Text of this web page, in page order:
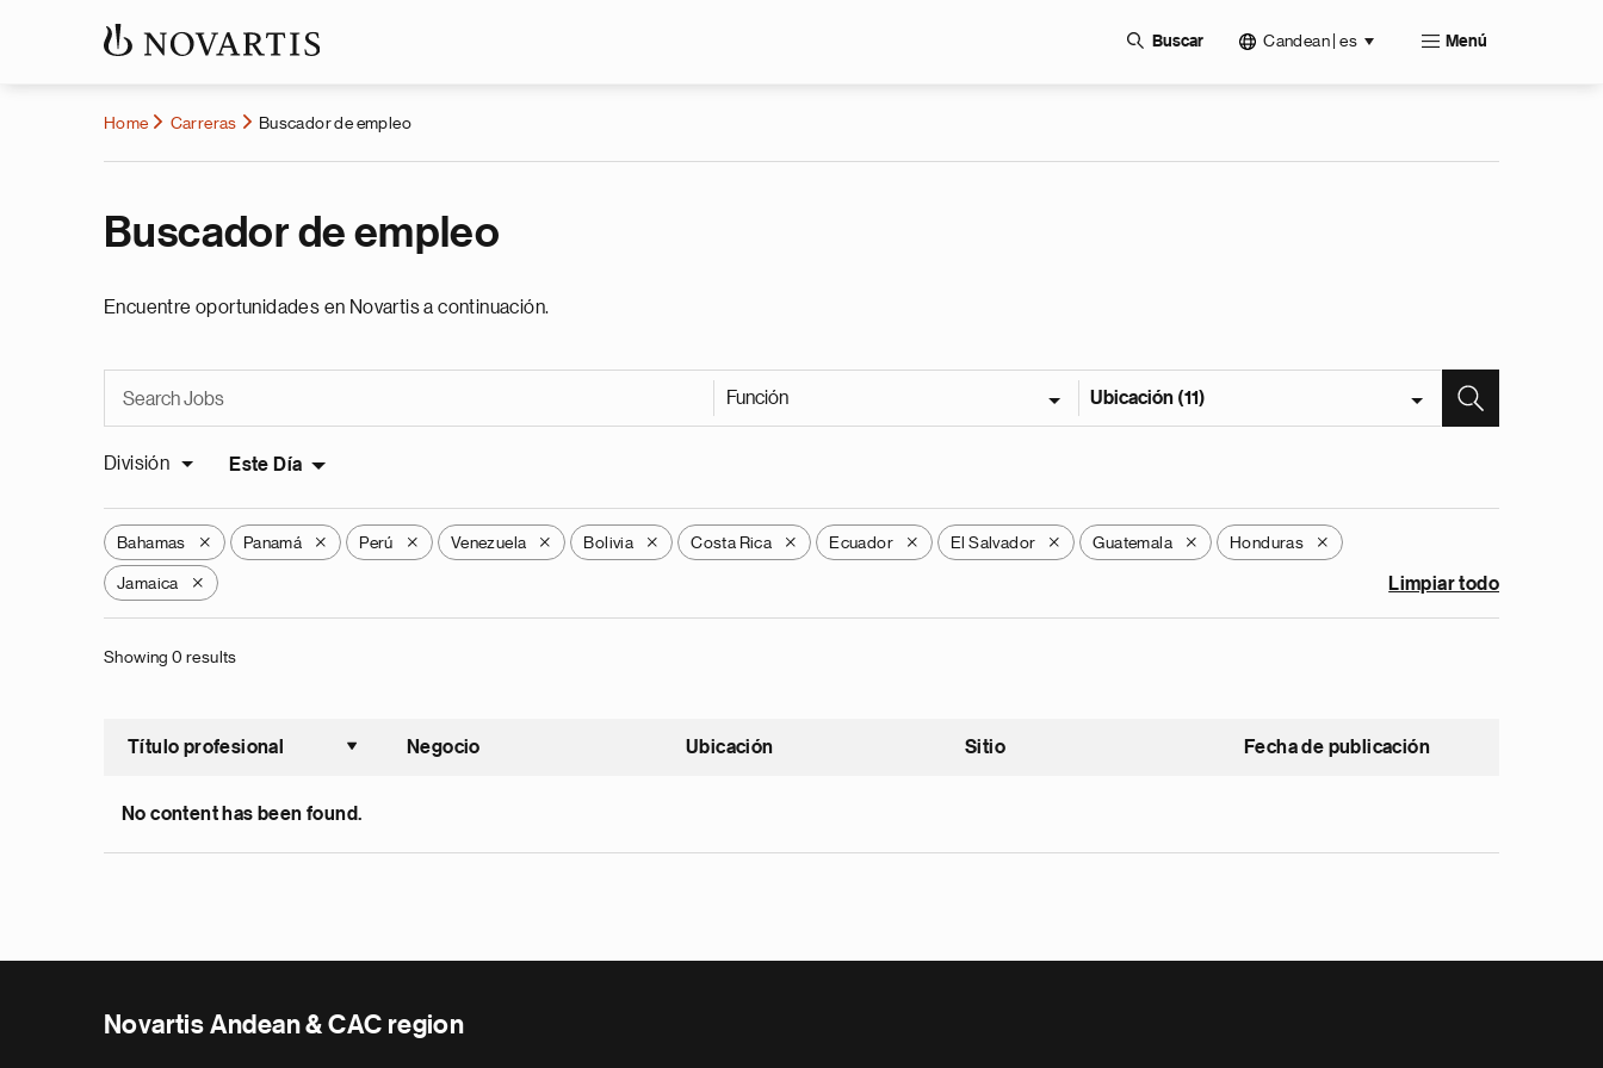
Buscar Candean | es Menú
Home Carreras Buscador de empleo
Buscador de empleo
Encuentre oportunidades en Novartis a continuación.
Función Ubicación (11)
División Este Día
Bahamas X Panamá X Perú X Venezuela X Bolivia X Costa Rica X Ecuador X El Salvador X Guatemala X Honduras X
Jamaica X Limpiar todo
Showing 0 results
Título profesional
Ordenar ascendente
Negocio Ubicación Sitio Fecha de publicación
No content has been found.
Novartis Andean & CAC region